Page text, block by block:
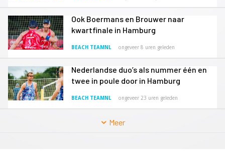
Ook Boermans en Brouwer naar
kwartfinale in Hamburg
BEACH TEAMNL ongeveer 8 uren geleden
Nederlandse duo’s als nummer één en
twee in poule door in Hamburg
BEACH TEAMNL ongeveer 23 uren geleden
Meer